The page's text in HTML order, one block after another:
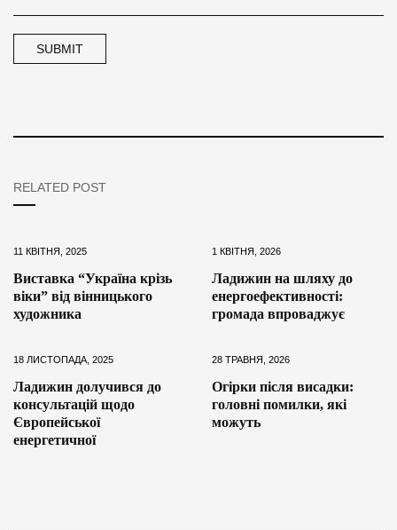
RELATED POST
11 КВІТНЯ, 2025
Виставка “Україна крізь
віки” від вінницького
художника
1 КВІТНЯ, 2026
Ладижин на шляху до
енергоефективності:
громада впроваджує
18 ЛИСТОПАДА, 2025
Ладижин долучився до
консультацій щодо
Європейської
енергетичної
28 ТРАВНЯ, 2026
Огірки після висадки:
головні помилки, які
можуть